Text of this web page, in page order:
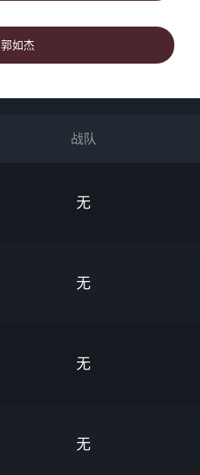
郭如杰
战队
无
无
无
无